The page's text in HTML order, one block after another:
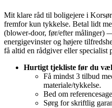
Mit klare råd til boligejere i
fremfor kun tykkelse. Betal lidt
(blower‑door, før/efter målinger)
energigevinster og højere
få altid en rådgiver eller specialist
Hurtigt tjekliste før du
Få mindst 3 tilbud
materiale/tykkelse.
Bed om
Sørg for skriftlig